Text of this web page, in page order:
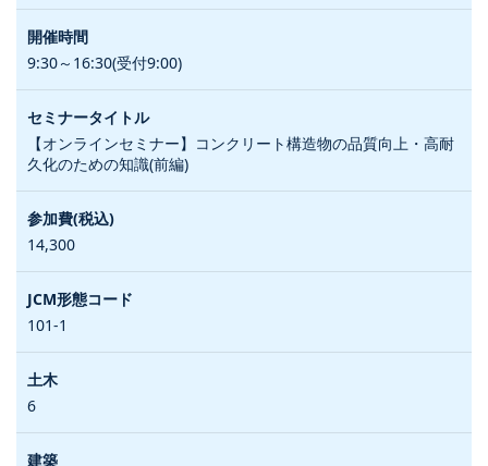
9:30～16:30(受付9:00)
【オンラインセミナー】コンクリート構造物の品質向上・高耐
久化のための知識(前編)
14,300
101-1
6